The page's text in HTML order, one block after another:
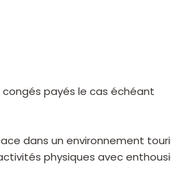
congés payés le cas échéant
dans un environnement
physiques avec